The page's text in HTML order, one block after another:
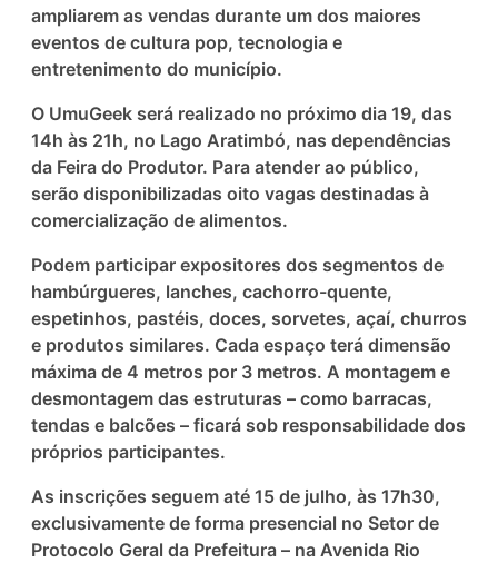
ampliarem as vendas durante um dos maiores
eventos de cultura pop, tecnologia e
entretenimento do município.
O UmuGeek será realizado no próximo dia 19, das
14h às 21h, no Lago Aratimbó, nas dependências
da Feira do Produtor. Para atender ao público,
serão disponibilizadas oito vagas destinadas à
comercialização de alimentos.
Podem participar expositores dos segmentos de
hambúrgueres, lanches, cachorro-quente,
espetinhos, pastéis, doces, sorvetes, açaí, churros
e produtos similares. Cada espaço terá dimensão
máxima de 4 metros por 3 metros. A montagem e
desmontagem das estruturas – como barracas,
tendas e balcões – ficará sob responsabilidade dos
próprios participantes.
As inscrições seguem até 15 de julho, às 17h30,
exclusivamente de forma presencial no Setor de
Protocolo Geral da Prefeitura – na Avenida Rio